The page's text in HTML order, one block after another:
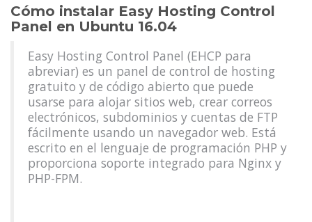
Cómo instalar Easy Hosting Control
Panel en Ubuntu 16.04
Easy Hosting Control Panel (EHCP para
abreviar) es un panel de control de hosting
gratuito y de código abierto que puede
usarse para alojar sitios web, crear correos
electrónicos, subdominios y cuentas de FTP
fácilmente usando un navegador web. Está
escrito en el lenguaje de programación PHP y
proporciona soporte integrado para Nginx y
PHP-FPM.